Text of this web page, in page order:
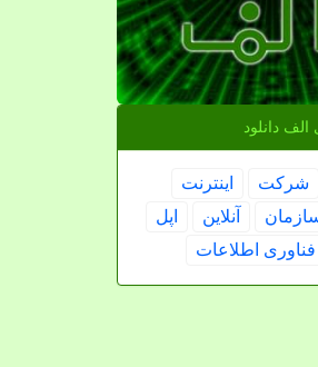
دانلود
شركت
اینترنت
آنلاین
اپل
فناوری اطلاعات